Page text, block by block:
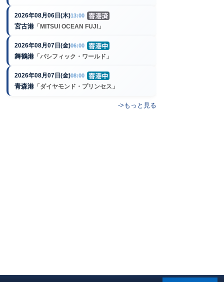
2026年08月06日(木)13:00
宮古港 「MITSUI OCEAN FUJI」
2026年08月07日(金)06:00
舞鶴港 「パシフィック・ワールド」
2026年08月07日(金)08:00
青森港 「ダイヤモンド・プリンセス」
->もっと見る